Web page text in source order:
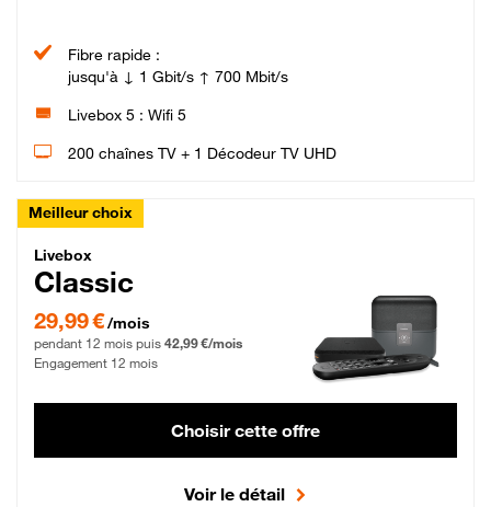
Fibre rapide :
jusqu'à ↓ 1 Gbit/s ↑ 700 Mbit/s
Livebox 5 : Wifi 5
200 chaînes TV + 1 Décodeur TV UHD
Meilleur choix
Livebox Classic Fibre
Livebox
Classic
29,99 € par mois pendant 12 mois puis 42,99 € par mois, Engagement 12 mois
29,99 €/mois
pendant 12 mois puis 42,99 €/mois
Engagement 12 mois
Choisir cette offre
Voir le détail